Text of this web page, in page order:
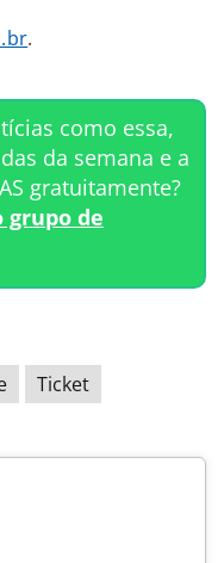
.
como essa,
da semana e a
gratuitamente?
grupo de
Ticket